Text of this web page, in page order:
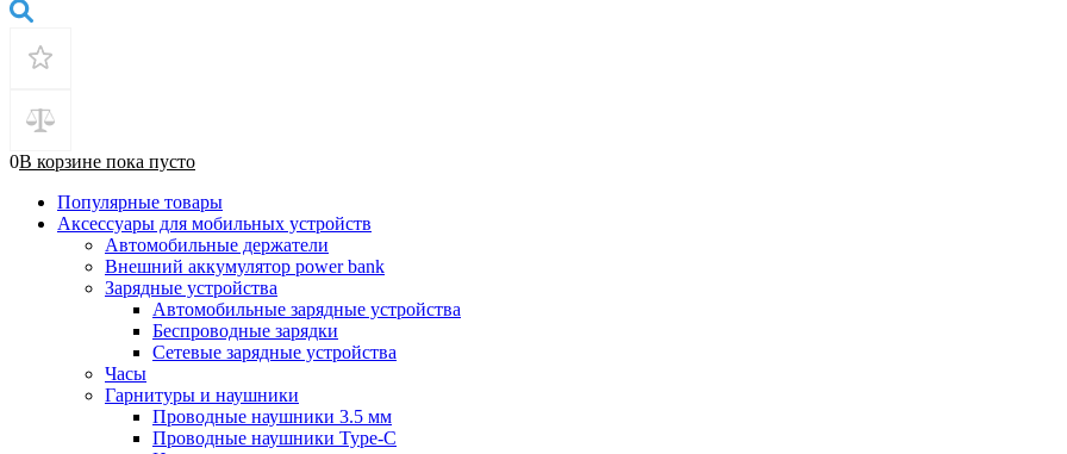
0В корзине пока пусто
Популярные товары
Аксессуары для мобильных устройств
Автомобильные держатели
Внешний аккумулятор power bank
Зарядные устройства
Автомобильные зарядные устройства
Беспроводные зарядки
Сетевые зарядные устройства
Часы
Гарнитуры и наушники
Проводные наушники 3.5 мм
Проводные наушники Type-C